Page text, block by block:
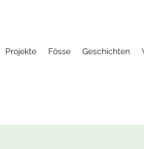
Projekte Fösse Geschichten